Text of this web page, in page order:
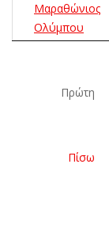
Μαραθώνιος
Ολύμπου
Πρώτη
Πίσω